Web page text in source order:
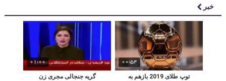
خبر
00:54
توپ طلای 2019 بازهم به
01:00
گریه جنجالی مجری زن